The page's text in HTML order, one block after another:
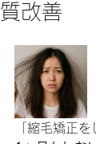
質改善
「縮毛矯正を